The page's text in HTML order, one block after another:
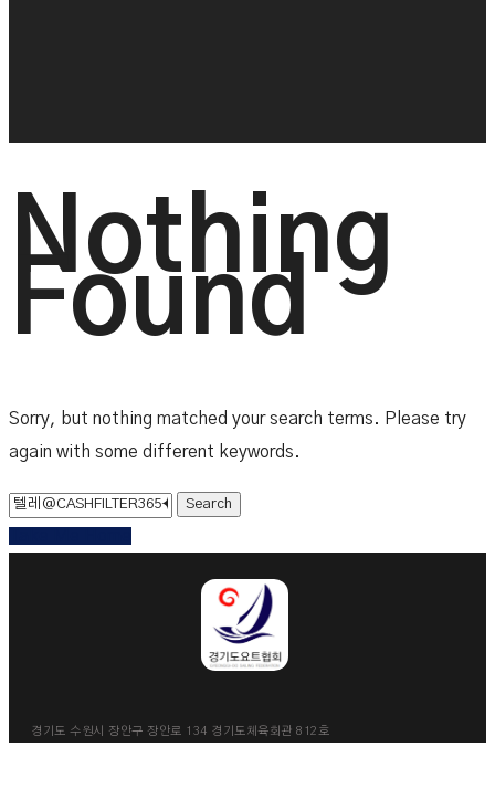
Nothing
Found
Sorry, but nothing matched your search terms. Please try
again with some different keywords.
경기도 수원시 장안구 장안로 134 경기도체육회관 812호